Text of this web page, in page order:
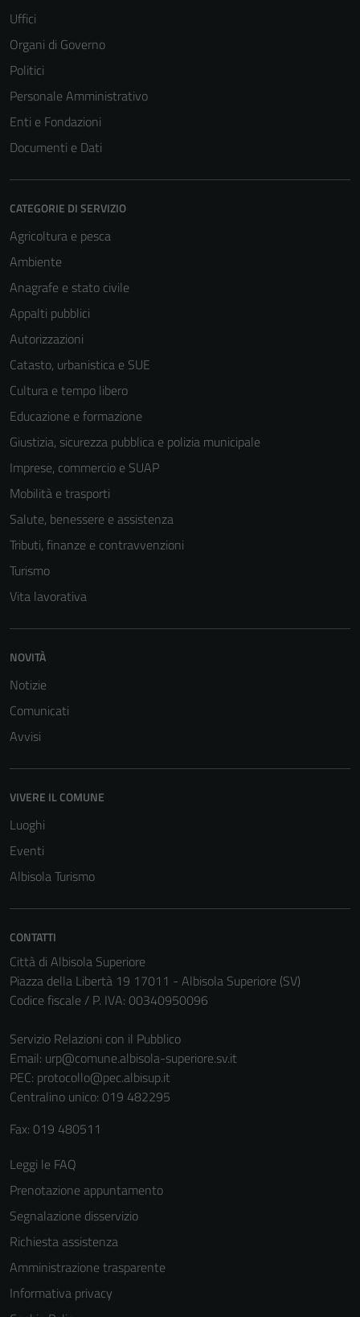
Uffici
Organi di Governo
Politici
Personale Amministrativo
Enti e Fondazioni
Documenti e Dati
CATEGORIE DI SERVIZIO
Agricoltura e pesca
Ambiente
Anagrafe e stato civile
Appalti pubblici
Autorizzazioni
Catasto, urbanistica e SUE
Cultura e tempo libero
Educazione e formazione
Giustizia, sicurezza pubblica e polizia municipale
Imprese, commercio e SUAP
Mobilità e trasporti
Salute, benessere e assistenza
Tributi, finanze e contravvenzioni
Turismo
Vita lavorativa
NOVITÀ
Notizie
Comunicati
Avvisi
VIVERE IL COMUNE
Luoghi
Eventi
Albisola Turismo
CONTATTI
Città di Albisola Superiore
Piazza della Libertà 19 17011 - Albisola Superiore (SV)
Codice fiscale / P. IVA: 00340950096
Servizio Relazioni con il Pubblico
Email: urp@comune.albisola-superiore.sv.it
PEC: protocollo@pec.albisup.it
Centralino unico: 019 482295
Fax: 019 480511
Leggi le FAQ
Prenotazione appuntamento
Segnalazione disservizio
Richiesta assistenza
Amministrazione trasparente
Informativa privacy